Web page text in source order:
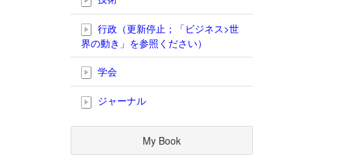
行政（更新停止；「ビジネス>世
界の動き」を参照ください）
学会
ジャーナル
My Book